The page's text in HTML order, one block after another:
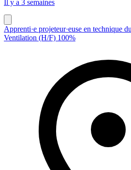
Il y a 3 semaines
Apprenti·e projeteur·euse en technique
Ventilation (H/F) 100%